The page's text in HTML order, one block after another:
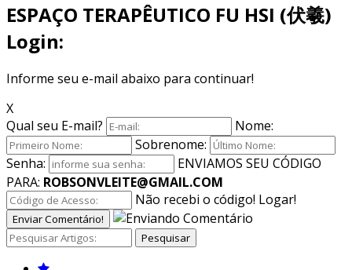
ESPAÇO TERAPÊUTICO FU HSI (伏羲)
Login:
Informe seu e-mail abaixo para continuar!
X
Qual seu E-mail?
Nome:
Sobrenome:
Senha:
ENVIAMOS SEU CÓDIGO
PARA: ROBSONVLEITE@GMAIL.COM
Não recebi o código! Logar!
Enviar Comentário!
Pesquisar